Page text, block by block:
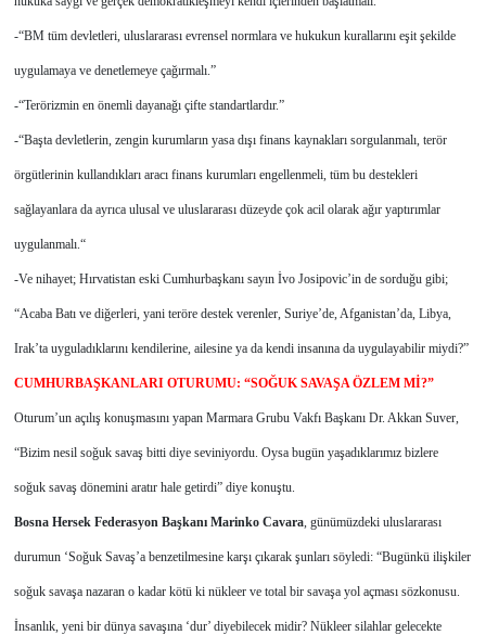
-“BM tüm devletleri, uluslararası evrensel normlara ve hukukun kurallarını eşit şekilde
uygulamaya ve denetlemeye çağırmalı.”
-“Terörizmin en önemli dayanağı çifte standartlardır.”
-“Başta devletlerin, zengin kurumların yasa dışı finans kaynakları sorgulanmalı, terör
örgütlerinin kullandıkları aracı finans kurumları engellenmeli, tüm bu destekleri
sağlayanlara da ayrıca ulusal ve uluslararası düzeyde çok acil olarak ağır yaptırımlar
uygulanmalı.“
-Ve nihayet; Hırvatistan eski Cumhurbaşkanı sayın İvo Josipovic’in de sorduğu gibi;
“Acaba Batı ve diğerleri, yani teröre destek verenler, Suriye’de, Afganistan’da, Libya,
Irak’ta uyguladıklarını kendilerine, ailesine ya da kendi insanına da uygulayabilir miydi?”
CUMHURBAŞKANLARI OTURUMU: “SOĞUK SAVAŞA ÖZLEM Mİ?”
Oturum’un açılış konuşmasını yapan Marmara Grubu Vakfı Başkanı Dr. Akkan Suver,
“Bizim nesil soğuk savaş bitti diye seviniyordu. Oysa bugün yaşadıklarımız bizlere
soğuk savaş dönemini aratır hale getirdi” diye konuştu.
Bosna Hersek Federasyon Başkanı Marinko Cavara, günümüzdeki uluslararası
durumun ‘Soğuk Savaş’a benzetilmesine karşı çıkarak şunları söyledi: “Bugünkü ilişkiler
soğuk savaşa nazaran o kadar kötü ki nükleer ve total bir savaşa yol açması sözkonusu.
İnsanlık, yeni bir dünya savaşına ‘dur’ diyebilecek midir? Nükleer silahlar gelecekte